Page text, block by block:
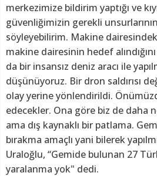
merkezimize bildirim yaptığı ve
güvenliğimizin gerekli
söyleyebilirim. Makine
makine dairesinin hedef
da bir insansız deniz aracı ile
düşünüyoruz. Bir dron saldırısı
olay yerine yönlendirildi.
edecekler. Ona göre biz de daha
ama dış kaynaklı bir patlama.
bırakma amaçlı yani bilerek
Uraloğlu, “Gemide bulunan 27
yaralanma yok" dedi.